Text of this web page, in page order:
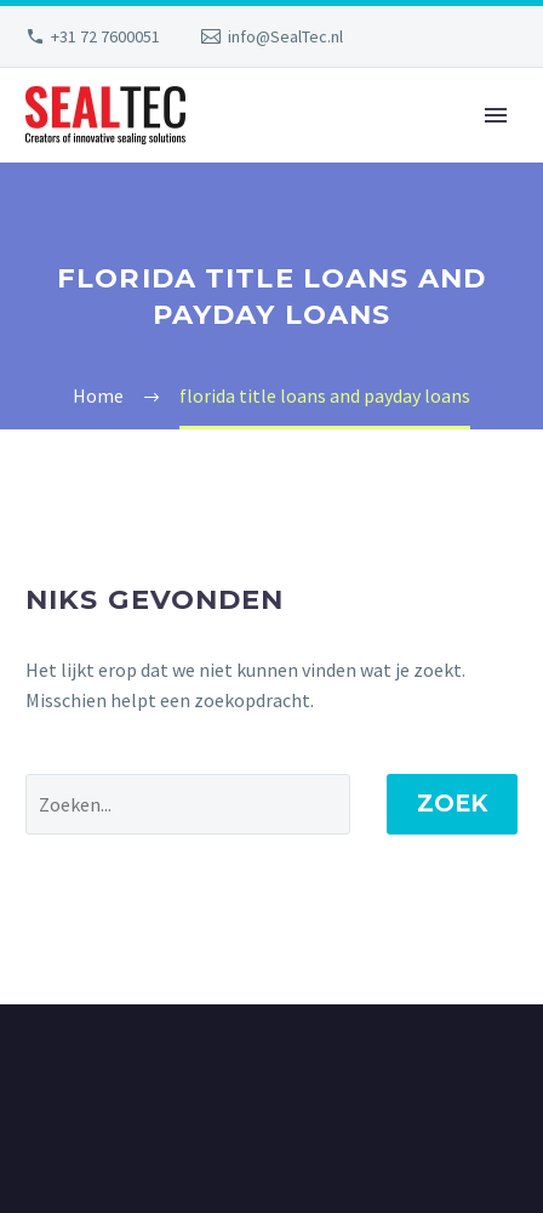
+31 72 7600051 info@SealTec.nl
FLORIDA TITLE LOANS AND
PAYDAY LOANS
Home florida title loans and payday loans
NIKS GEVONDEN
Het lijkt erop dat we niet kunnen vinden wat je zoekt.
Misschien helpt een zoekopdracht.
ZOEK